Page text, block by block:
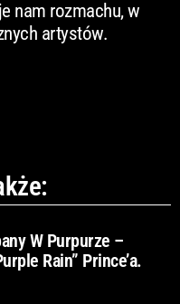
nam rozmachu, w
artystów.
W Purpurze –
Rain” Prince’a.